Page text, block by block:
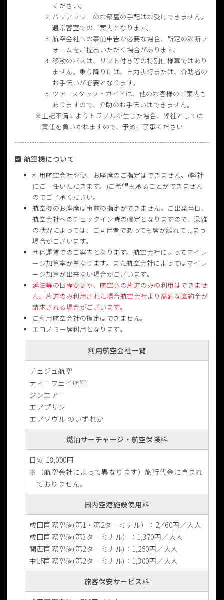
ください。
バリアフリーのお部屋の手配はお受けできません。
通常客室でのご案内となります。
航空会社への事前申告が必要な場合、所定の診断フ
ォームをご提出いただく場合があります。
移動のバスは、リフト付き等の特別仕様車ではあり
ません。乗り降りには、自力歩行または、介助者の
お手伝いが必要となります。
ツアースタッフ・ガイドは、他のお客様のご案内も
ありますので、介助のお手伝いはできません。
上記不備によりトラブルが生じた場合、弊社としては
責任を負いかねますので、予めご了承ください
航空機について
利用航空会社や便、お座席のご指定はできません。(弊社
にご一任いただきます。)ご希望も承ることができません
のでご了承ください。
航空機のお座席は事前の指定ができません。ご出発当日、
航空会社へのチェックイン時の確定となりますので、混雑
の状況によっては、ご同伴者であっても席が離れてしまう
場合がございます。
団体運賃でのご案内となります。航空会社によってマイレ
ージ加算率が異なります。また航空会社によってはマイレ
ージ加算が出来ない場合がございます。
延泊等の日程変更や、航空券の片道のみの利用はできませ
ん。片道のみ利用された場合航空会社より高額な違約金が
請求される場合がございます。
ご利用航空会社の指定はできません。
エコノミー席利用となります。
利用航空会社一覧
チェジュ航空
ティーウェイ航空
ジンエアー
エアプサン
エアソウル のいずれか
燃油サーチャージ・航空保険料
目安 18,000円
（航空会社によって異なります）旅行代金に含まれ
ておりません。
国内空港施設使用料
成田国際空港(第1・第2ターミナル）：2,460円／大人
成田国際空港(第3ターミナル）：1,370円／大人
関西国際空港(第2ターミナル)：1,250円／大人
中部国際空港(第2ターミナル)：1,300円／大人
旅客保安サービス料